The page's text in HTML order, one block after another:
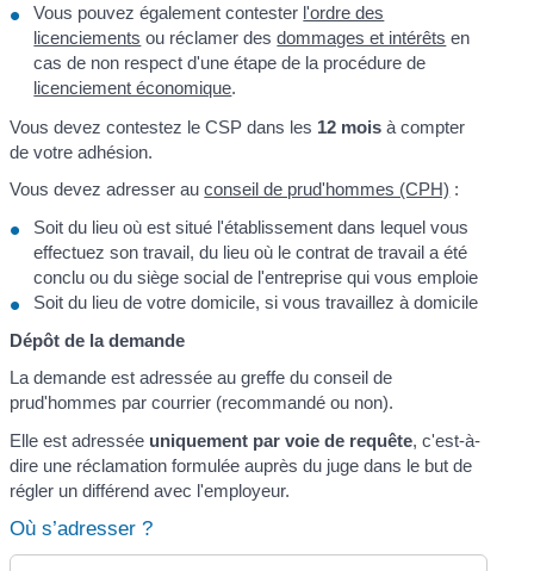
Vous pouvez également contester l'ordre des
licenciements ou réclamer desdommages et intérêts en
cas de non respect d'une étape de la procédure de
licenciement économique.
Vous devez contestez le CSP dans les 12 mois à compter
de votre adhésion.
Vous devez adresser auconseil de prud'hommes (CPH) :
Soit du lieu où est situé l'établissement dans lequel vous
effectuez son travail, du lieu où le contrat de travail a été
conclu ou du siège social de l'entreprise qui vous emploie
Soit du lieu de votre domicile, si vous travaillez à domicile
Dépôt de la demande
La demande est adressée au greffe du conseil de
prud'hommes par courrier (recommandé ou non).
Elle est adressée uniquement par voie de requête, c'est-à-
dire une réclamation formulée auprès du juge dans le but de
régler un différend avec l'employeur.
Où s’adresser ?